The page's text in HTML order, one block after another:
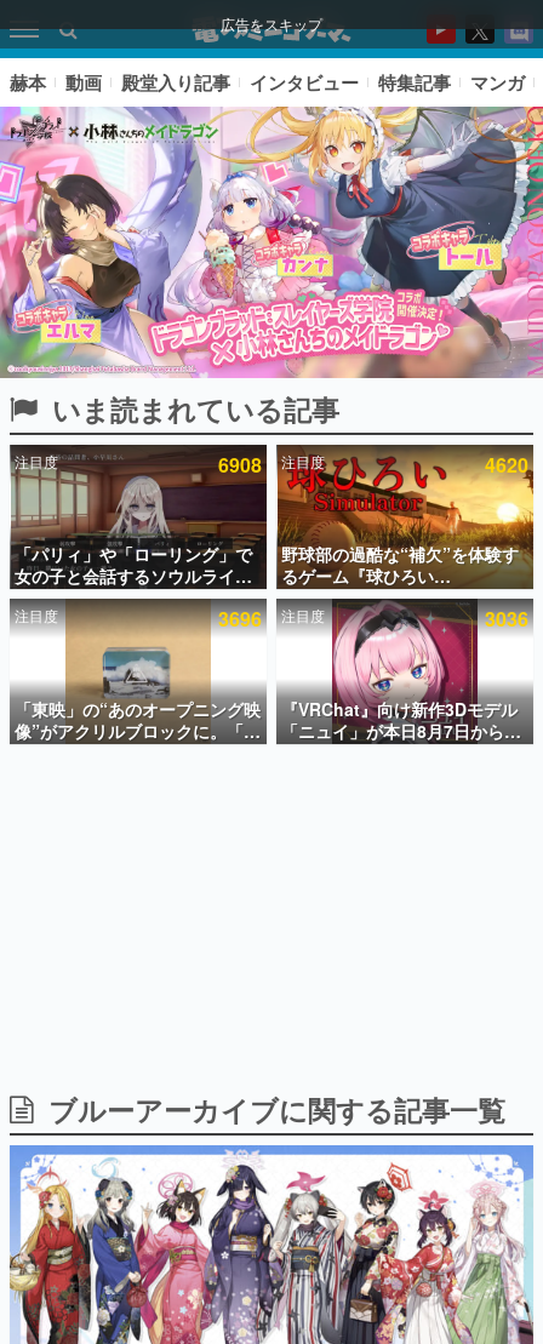
広告をスキップ
ピックアップ
電ファミのいま読まれている記事ランキング
アプリセール情報
インタビュー
連載・特集一覧
殿堂入り記事
SNS拡散数が数千以上！ ページビュー数万以上！ などな
ど。多くの人々に読まれた、電ファミ渾身の“殿堂入り”記
事をまとめました。
日本のコンテンツ産業やカルチャーに与えた影響を探る企
画です。
日本モバイルゲーム産業史
日本のモバイルゲーム史における主要なトピック・タイト
ルを網羅するほか、開発者へのインタビューや識者による
解説を掲載。約20年の歴史が一望できる決定版！
若ゲのいたり〜ゲームクリエイターの青春〜
『うつヌケ』『ペンと箸』等で知られるマンガ家・田中圭
一先生によるゲーム業界レポートマンガです。
赫本 動画 殿堂入り記事 インタビュー 特集記事 マンガ
いま読まれている記事
注目度 6908
「パリィ」や「ローリング」で
女の子と会話するソウルライク
恋愛ゲーム『小早川さんはソウ
ルライク』無料公開。返事に失
敗すると「YOU DIED」
注目度 4620
野球部の過酷な“補欠”を体験す
るゲーム『球ひろい
Simulator』が「1件」のウィッ
シュリストをもとにチェコ語に
対応しSNSで話題に。『キング
ダム・カム』開発元やチェコの
プロ野球選手から称賛の声
注目度 3696
「東映」の“あのオープニング映
像”がアクリルブロックに。「東
映ヒストリカル グッズコレクシ
注目度 3036
『VRChat』向け新作3Dモデル
「ニュイ」が本日8月7日から
BOOTHにて発売。瞳に光る星
ブルーアーカイブに関する記事一覧